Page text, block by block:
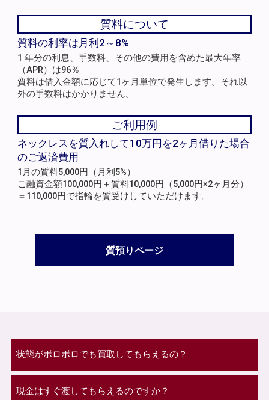
質料について
質料の利率は月利2～8%
1 年分の利息、手数料、その他の費用を含めた最大年率
（APR）は96％
質料は借入金額に応じて1ヶ月単位で発生します。それ以
外の手数料はかかりません。
ご利用例
ネックレスを質入れして10万円を2ヶ月借りた場合
のご返済費用
1月の質料5,000円（月利5%）
ご融資金額100,000円＋質料10,000円（5,000円×2ヶ月分）
＝110,000円で指輪を質受けしていただけます。
質預りページ
状態がボロボロでも買取してもらえるの？
現金はすぐ渡してもらえるのですか？